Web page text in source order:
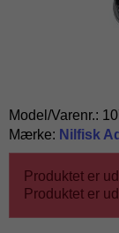
Model/Varenr.:
Mærke: Nilfisk
Produktet er
Produktet er